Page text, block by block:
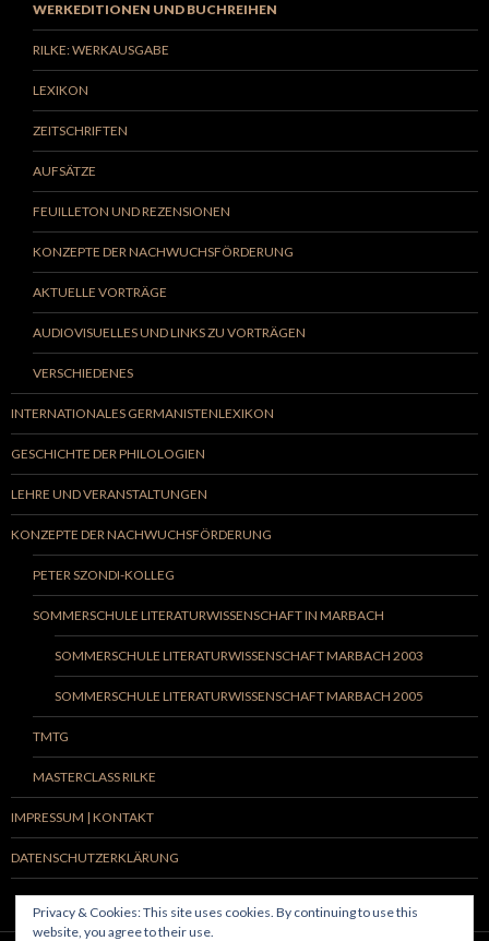
WERKEDITIONEN UND BUCHREIHEN
RILKE: WERKAUSGABE
LEXIKON
ZEITSCHRIFTEN
AUFSÄTZE
FEUILLETON UND REZENSIONEN
KONZEPTE DER NACHWUCHSFÖRDERUNG
AKTUELLE VORTRÄGE
AUDIOVISUELLES UND LINKS ZU VORTRÄGEN
VERSCHIEDENES
INTERNATIONALES GERMANISTENLEXIKON
GESCHICHTE DER PHILOLOGIEN
LEHRE UND VERANSTALTUNGEN
KONZEPTE DER NACHWUCHSFÖRDERUNG
PETER SZONDI-KOLLEG
SOMMERSCHULE LITERATURWISSENSCHAFT IN MARBACH
SOMMERSCHULE LITERATURWISSENSCHAFT MARBACH 2003
SOMMERSCHULE LITERATURWISSENSCHAFT MARBACH 2005
TMTG
MASTERCLASS RILKE
IMPRESSUM | KONTAKT
DATENSCHUTZERKLÄRUNG
Privacy & Cookies: This site uses cookies. By continuing to use this
website, you agree to their use.